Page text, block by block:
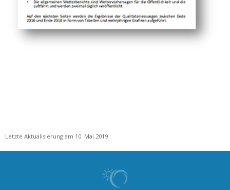
Letzte Aktualisierung am 10. Mai 2019